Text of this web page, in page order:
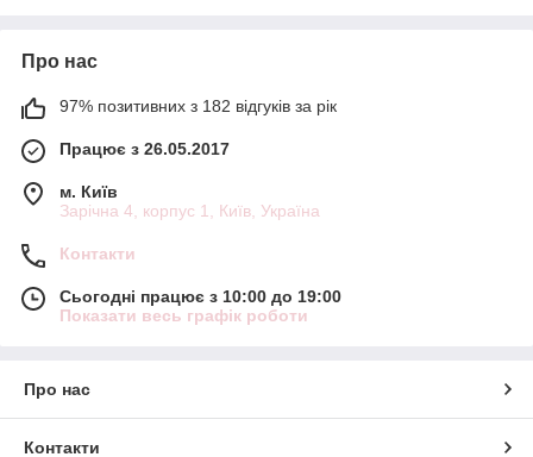
Про нас
97% позитивних з 182 відгуків за рік
Працює з 26.05.2017
м. Київ
Зарічна 4, корпус 1, Київ, Україна
Контакти
Сьогодні працює з 10:00 до 19:00
Показати весь графік роботи
Про нас
Контакти